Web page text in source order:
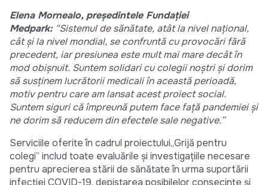
Elena Mornealo, președintele Fundației
Medpark:“Sistemul de sănătate, atât la nivel național,
cât și la nivel mondial, se confruntă cu provocări fără
precedent, iar presiunea este mult mai mare decât în
mod obișnuit. Suntem solidari cu colegii noștri și dorim
să susținem lucrătorii medicali în această perioadă,
motiv pentru care am lansat acest proiect social.
Suntem siguri că împreună putem face față pandemiei și
ne dorim să reducem din efectele sale negative.”
Serviciile oferite în cadrul proiectului„Grijă pentru
colegi” includ toate evaluările și investigațiile necesare
pentru aprecierea stării de sănătate în urma suportării
infecției COVID-19, depistarea posibilelor consecințe și